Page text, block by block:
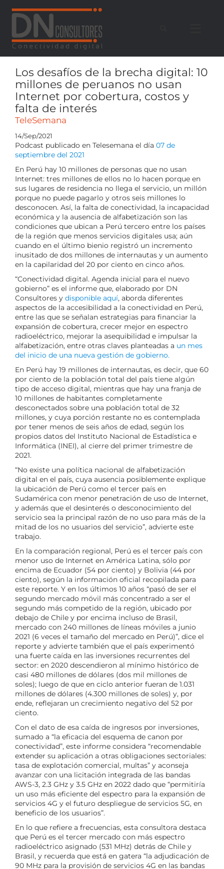
contenido
Los desafíos de la brecha digital: 10
millones de peruanos no usan
Internet por cobertura, costos y
falta de interés
TeleSemana
14/Sep/2021
Podcast publicado en Telesemana el día 07 de
septiembre del 2021
En Perú hay 10 millones de personas que no usan
Internet: tres millones de ellos no lo hacen porque en
sus lugares de residencia no llega el servicio, un millón
porque no puede pagarlo y otros seis millones lo
desconocen. Así, la falta de conectividad, la incapacidad
económica y la ausencia de alfabetización son las
condiciones que ubican a Perú tercero entre los países
de la región que menos servicios digitales usa; aún
cuando en el último bienio registró un incremento
inusitado de dos millones de internautas y un aumento
en la capilaridad del 20 por ciento en cinco años.
“Conectividad digital. Agenda inicial para el nuevo
gobierno” es el informe que, elaborado por DN
Consultores y disponible aquí, aborda diferentes
aspectos de la accesibilidad a la conectividad en Perú,
entre las que se señalan estrategias para financiar la
expansión de cobertura, crecer mejor en espectro
radioeléctrico, mejorar la asequibilidad e impulsar la
alfabetización, entre otras claves planteadas a un mes
del inicio de una nueva gestión de gobierno.
En Perú hay 19 millones de internautas, es decir, que 60
por ciento de la población total del país tiene algún
tipo de acceso digital, mientras que hay una franja de
10 millones de habitantes completamente
desconectados sobre una población total de 32
millones, y cuya porción restante no es contemplada
por tener menos de seis años de edad, según los
propios datos del Instituto Nacional de Estadística e
Informática (INEI), al cierre del primer trimestre de
2021.
“No existe una política nacional de alfabetización
digital en el país, cuya ausencia posiblemente explique
la ubicación de Perú como el tercer país en
Sudamérica con menor penetración de uso de Internet,
y además que el desinterés o desconocimiento del
servicio sea la principal razón de no uso para más de la
mitad de los no usuarios del servicio”, advierte este
trabajo.
En la comparación regional, Perú es el tercer país con
menor uso de Internet en América Latina, sólo por
encima de Ecuador (54 por ciento) y Bolivia (44 por
ciento), según la información oficial recopilada para
este reporte. Y en los últimos 10 años “pasó de ser el
segundo mercado móvil más concentrado a ser el
segundo más competido de la región, ubicado por
debajo de Chile y por encima incluso de Brasil,
mercado con 240 millones de líneas móviles a junio
2021 (6 veces el tamaño del mercado en Perú)”, dice el
reporte y advierte también que el país experimentó
una fuerte caída en las inversiones recurrentes del
sector: en 2020 descendieron al mínimo histórico de
casi 480 millones de dólares (dos mil millones de
soles); luego de que en ciclo anterior fueran de 1.031
millones de dólares (4.300 millones de soles) y, por
ende, reflejaran un crecimiento negativo del 52 por
ciento.
Con el dato de esa caída de ingresos por inversiones,
sumado a “la eficacia del esquema de canon por
conectividad”, este informe considera “recomendable
extender su aplicación a otras obligaciones sectoriales:
tasa de explotación comercial, multas” y aconseja
avanzar con una licitación integrada de las bandas
AWS-3, 2.3 GHz y 3.5 GHz en 2022 dado que “permitiría
un uso más eficiente del espectro para la expansión de
servicios 4G y el futuro despliegue de servicios 5G, en
beneficio de los usuarios”.
En lo que refiere a frecuencias, esta consultora destaca
que Perú es el tercer mercado con más espectro
radioeléctrico asignado (531 MHz) detrás de Chile y
Brasil, y recuerda que está en gatera “la adjudicación de
90 MHz para la provisión de servicios 4G en las bandas